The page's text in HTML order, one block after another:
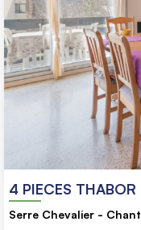
4 PIECES
Serre Chevalier -